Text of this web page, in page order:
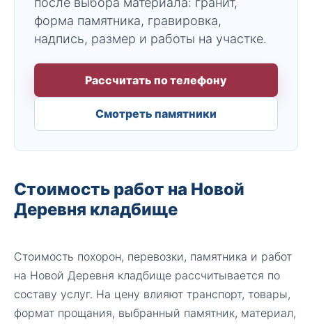
форма памятника, гравировка,
надпись, размер и работы на участке.
Рассчитать по телефону
Смотреть памятники
Стоимость работ на Новой
Деревня кладбище
Стоимость похорон, перевозки, памятника и работ
на Новой Деревня кладбище рассчитывается по
составу услуг. На цену влияют транспорт, товары,
формат прощания, выбранный памятник, материал,